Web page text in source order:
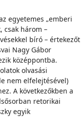
egyetemes „emberi
csak három –
bíró – értekezőt
Nagy Gábor
középpontba.
olvasási
nem elfelejtésével)
A következőkben a
retorikai
egyik